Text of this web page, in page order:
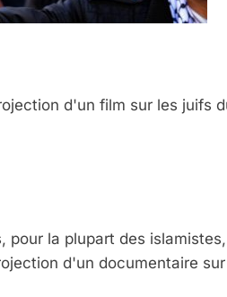
d'un film sur les juifs
pour la plupart des
d'un documentaire